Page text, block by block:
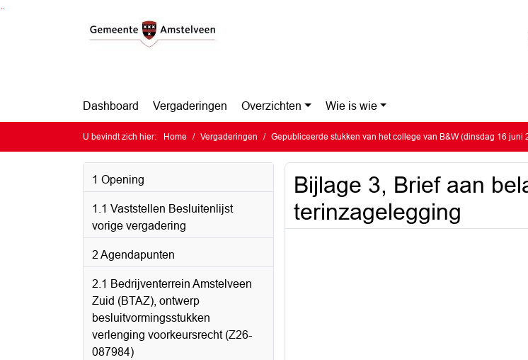
Dashboard Vergaderingen Overzichten Wie is wie
U bevindt zich hier: Home Vergaderingen Gepubliceerde stukken van het college van B&W (dinsdag 16 juni
1 Opening
1.1 Vaststellen Besluitenlijst
vorige vergadering
2 Agendapunten
2.1 Bedrijventerrein Amstelveen
Zuid (BTAZ), ontwerp
besluitvormingsstukken
verlenging voorkeursrecht (Z26-
087984)
Bijlage 3, Brief aan
terinzagelegging